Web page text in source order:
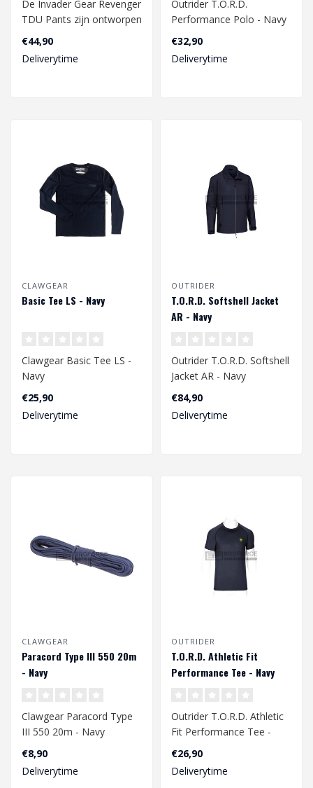
De Invader Gear Revenger
TDU Pants zijn ontworpen
om te voldoen aan de
diverse b..
€44,90
Deliverytime
Outrider T.O.R.D.
Performance Polo - Navy
€32,90
Deliverytime
CLAWGEAR
Basic Tee LS - Navy
Clawgear Basic Tee LS -
Navy
€25,90
Deliverytime
OUTRIDER
T.O.R.D. Softshell Jacket
AR - Navy
Outrider T.O.R.D. Softshell
Jacket AR - Navy
€84,90
Deliverytime
CLAWGEAR
Paracord Type III 550 20m
- Navy
Clawgear Paracord Type
III 550 20m - Navy
€8,90
Deliverytime
OUTRIDER
T.O.R.D. Athletic Fit
Performance Tee - Navy
Outrider T.O.R.D. Athletic
Fit Performance Tee -
Navy
€26,90
Deliverytime